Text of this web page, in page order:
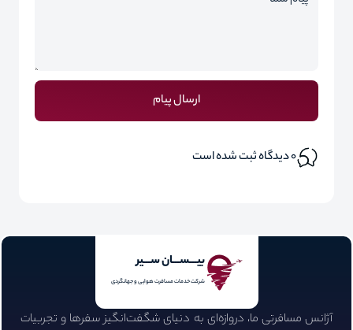
ارسال پیام
0دیدگاه ثبت شده است
بیـــســـان ســـیر
شرکت خدمات مسافرت هوایی و جهانگردی
آژانس مسافرتی ما، دروازه‌ای به دنیای شگفت‌انگیز سفرها و تجربیات